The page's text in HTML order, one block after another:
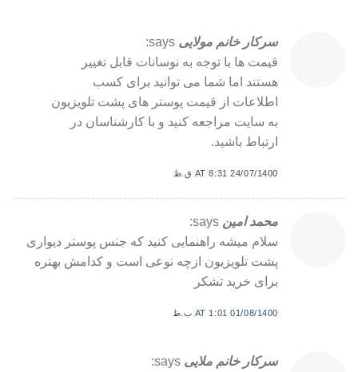
سرکار خانم مولایی says:
قیمت ها با توجه به نوسانات قابل تغییر
هستند اما شما می توانید برای کسب
اطلاعات از قیمت پوستر های پشت تلویزیون
به سایت مراجعه کنید و با کارشناسان در
ارتباط باشید.
24/07/1400 AT 8:31 ق.ظ
محمد امین says:
سلام میشه راهنمایی کنید که جنس پوستر دیواری
پشت تلویزیون ازچه نوعی است و کدامش بهتره
برای خرید تشکر
01/08/1400 AT 1:01 ب.ظ
سرکار خانم ملایی says: